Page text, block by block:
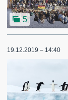
5
19.12.2019 – 14:40